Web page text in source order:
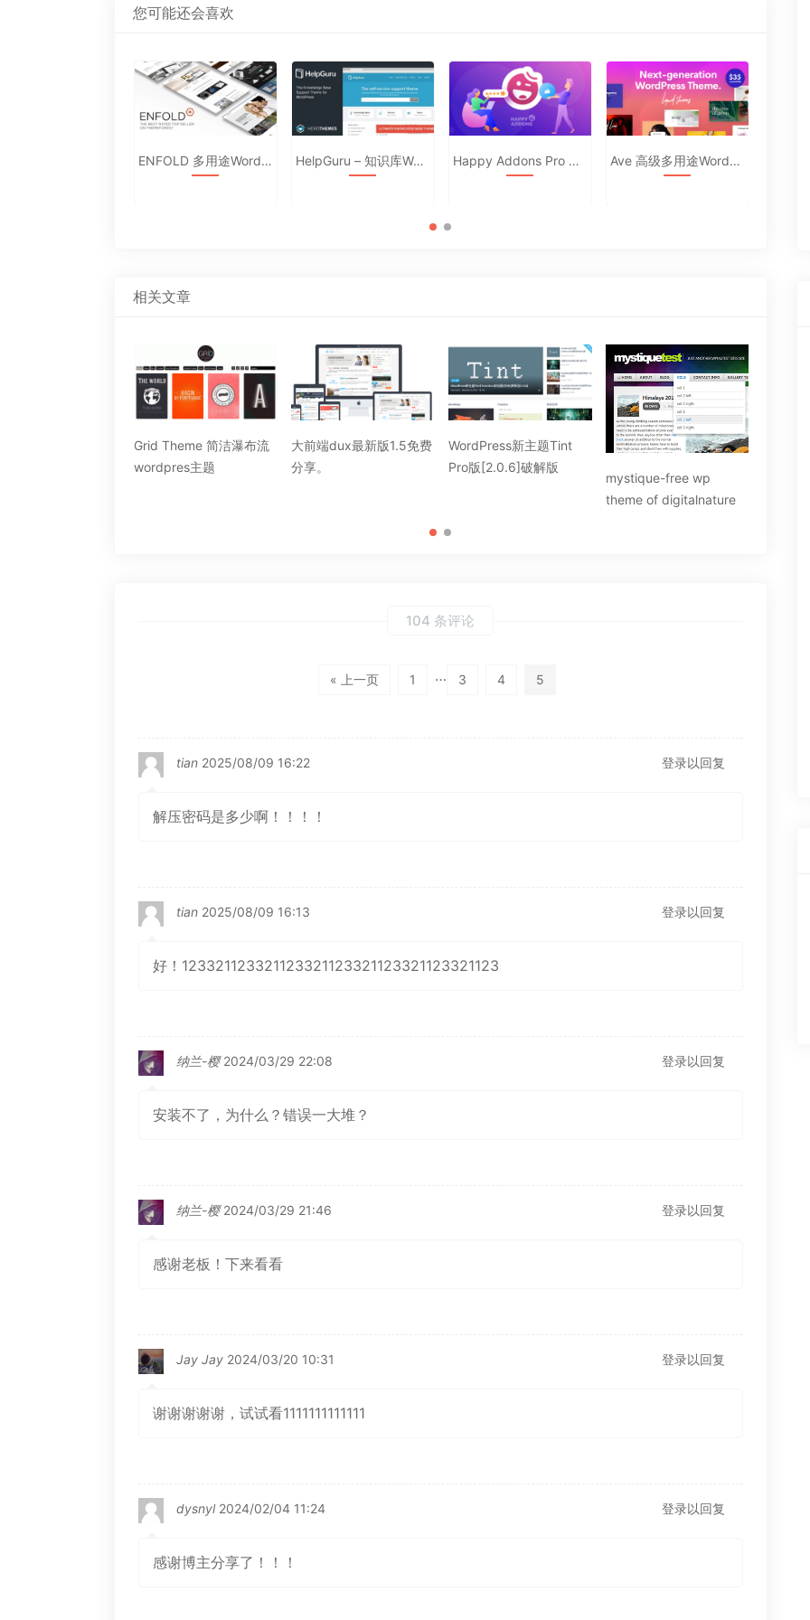
您可能还会喜欢
HelpGuru – 知识库WordPress主题完整汉化版[1.7.5] Happy Addons Pro 功能增强Elementor附加组件[2.2.2] Ave 高级多用途WordPress主题破解汉化版2.4 Bridge 创意多用途WordPress汉化主题21.0
相关文章
大前端dux最新版1.5免费
分享。
WordPress新主题Tint
Pro版[2.0.6]破解版
mystique-free wp
Jocasta(zh_cn) – free
theme
104 条评论
« 上一页 1 … 3 4 5
tian2025/08/09 16:22 登录以回复
解压密码是多少啊！！！！
tian2025/08/09 16:13 登录以回复
好！123321123321123321123321123321123321123
纳兰-樱2024/03/29 22:08 登录以回复
安装不了，为什么？错误一大堆？
纳兰-樱2024/03/29 21:46 登录以回复
感谢老板！下来看看
Jay Jay2024/03/20 10:31 登录以回复
谢谢谢谢谢，试试看1111111111111
dysnyl2024/02/04 11:24 登录以回复
感谢博主分享了！！！